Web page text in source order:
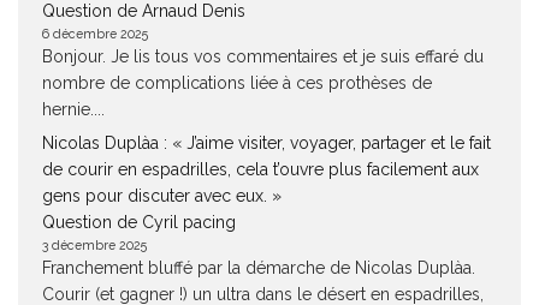
Question de Arnaud Denis
6 décembre 2025
Bonjour. Je lis tous vos commentaires et je suis effaré du
nombre de complications liée à ces prothèses de
hernie....
Nicolas Duplàa : « J’aime visiter, voyager, partager et le fait
de courir en espadrilles, cela t’ouvre plus facilement aux
gens pour discuter avec eux. »
Question de Cyril pacing
3 décembre 2025
Franchement bluffé par la démarche de Nicolas Duplàa.
Courir (et gagner !) un ultra dans le désert en espadrilles,